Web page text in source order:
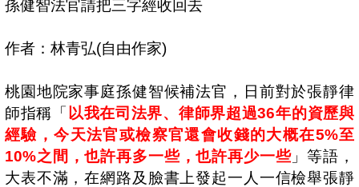
孫健智法官請把三字經收回去
作者：林青弘(自由作家)
桃園地院家事庭孫健智候補法官，日前對於張靜律
師指稱「 以我在司法界、律師界超過36年的資歷與
經驗，今天法官或檢察官還會收錢的大概在5%至
10%之間，也許再多一些，也許再少一些」等語，
大表不滿，在網路及臉書上發起一人一信檢舉張靜